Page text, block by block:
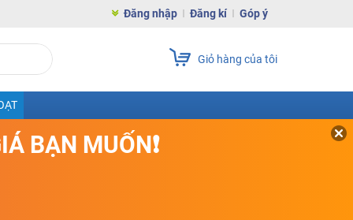
Đăng nhập Đăng kí Góp ý
Giỏ hàng của tôi
BẠN MUỐN❗